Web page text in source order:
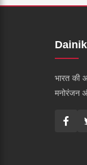
भारत की
मनोरंजन